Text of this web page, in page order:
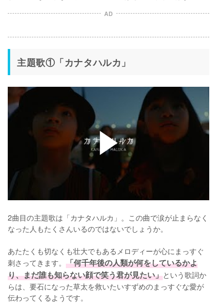
AD
主題歌①「カナタハルカ」
2曲目の主題歌は「カナタハルカ」。この曲で涙が止まらなく
なった人もたくさんいるのではないでしょうか。
あたたくも切なくも壮大でもあるメロディーが心にまっすぐ
刺さってきます。 「何千年後の人類が何をしているかよ
り、まだ誰も知らない顔で笑う君が見たい」という歌詞か
らは、要石になった草太を救いたいすずめのまっすぐな愛が
伝わってくるようです。